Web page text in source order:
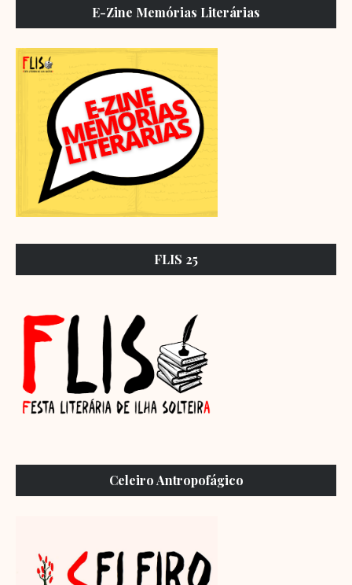
E-Zine Memórias Literárias
FLIS 25
Celeiro Antropofágico